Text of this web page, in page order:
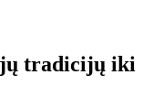
tradicijų iki